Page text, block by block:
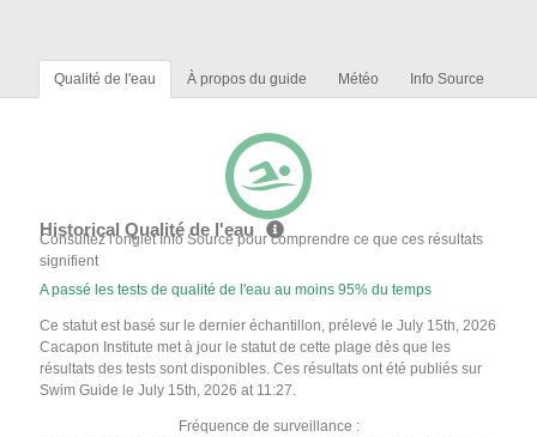
Qualité de l'eau À propos du guide Météo Info Source
Historical Qualité de l'eau
Consultez l'onglet Info Source pour comprendre ce que ces résultats
signifient
A passé les tests de qualité de l'eau au moins 95% du temps
Ce statut est basé sur le dernier échantillon, prélevé le July 15th, 2026
Cacapon Institute met à jour le statut de cette plage dès que les
résultats des tests sont disponibles. Ces résultats ont été publiés sur
Swim Guide le July 15th, 2026 at 11:27.
Fréquence de surveillance :